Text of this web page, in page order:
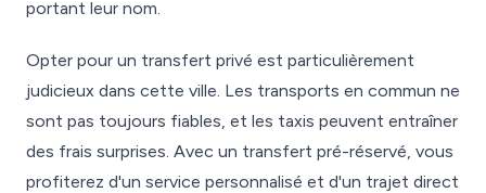
portant leur nom.
Opter pour un transfert privé est particulièrement
judicieux dans cette ville. Les transports en commun ne
sont pas toujours fiables, et les taxis peuvent entraîner
des frais surprises. Avec un transfert pré-réservé, vous
profiterez d'un service personnalisé et d'un trajet direct